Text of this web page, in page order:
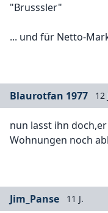
"Brusssler"
... und für Netto-
Blaurotfan 1977 12
nun lasst ihn
Wohnungen noch
Jim_Panse 11 J.